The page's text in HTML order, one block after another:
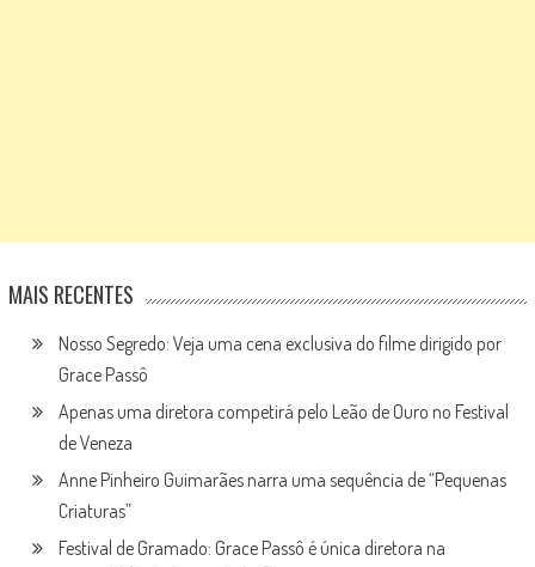
MAIS RECENTES
Nosso Segredo: Veja uma cena exclusiva do filme dirigido por
Grace Passô
Apenas uma diretora competirá pelo Leão de Ouro no Festival
de Veneza
Anne Pinheiro Guimarães narra uma sequência de “Pequenas
Criaturas”
Festival de Gramado: Grace Passô é única diretora na